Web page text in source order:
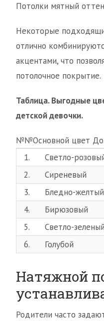
Потолки мятный
Некоторые
отлично
акцентами, что
потолочное покрытие.
Таблица. Выгодные
детской девочки.
№№Основной цвет
1.
Светло-
2.
Сиреневый
3.
Бледно-желтый
4.
Бирюзовый
5.
Светло-зеленый
6.
Голубой
Натяжной
Родители часто